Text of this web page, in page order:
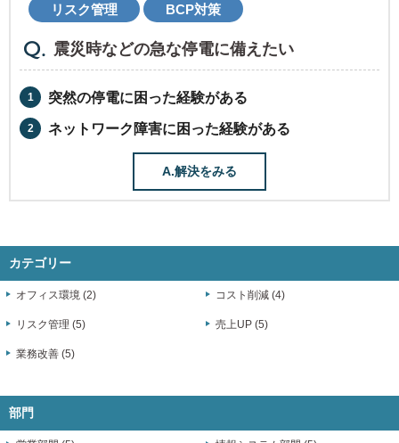
リスク管理 BCP対策
震災時などの急な停電に備えたい
突然の停電に困った経験がある
ネットワーク障害に困った経験がある
A.解決をみる
カテゴリー
オフィス環境 (2) コスト削減 (4)
リスク管理 (5) 売上UP (5)
業務改善 (5)
部門